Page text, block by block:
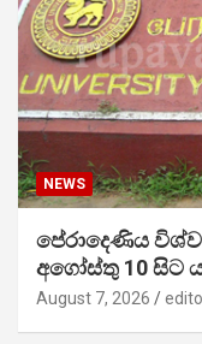
NEWS
පේරාදෙණිය
අගෝස්තු 10 සිට
August 7, 2026